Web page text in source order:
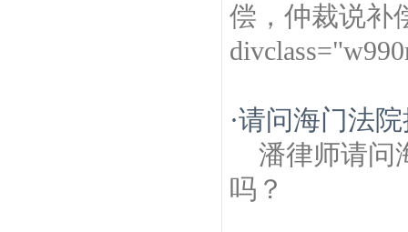
偿，仲裁说补
·请问海门法
潘律师请问
吗？